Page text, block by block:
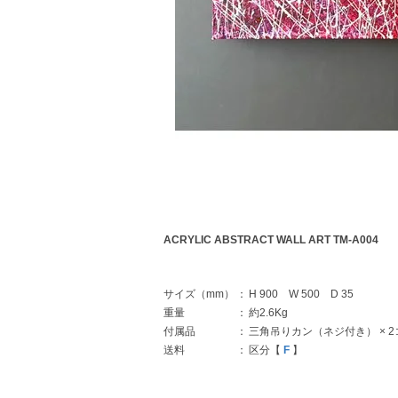
ACRYLIC ABSTRACT WALL ART TM-A004
サイズ（mm） ： H 900 W 500 D 35
重量
： 約2.6Kg
付属品
： 三角吊りカン（ネジ付き） × 2
送料
： 区分【 F 】